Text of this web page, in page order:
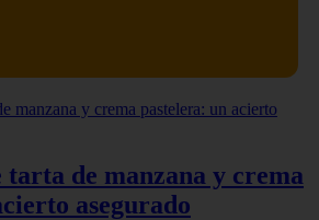
tarta de manzana y crema
asegurado